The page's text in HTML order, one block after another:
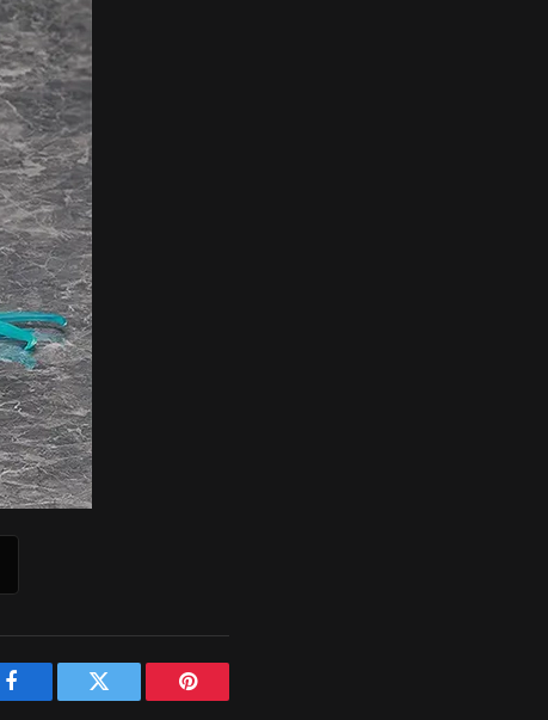
Facebook Twitter Pinterest